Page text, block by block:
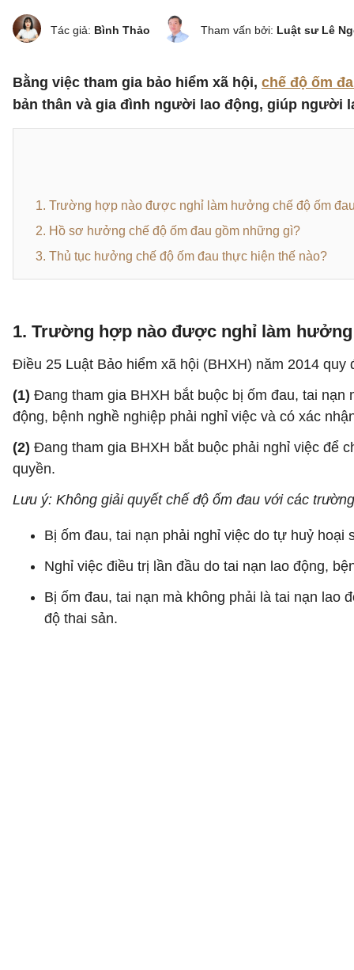
Tác giả: Bình Thảo Tham vấn bởi: Luật sư Lê
Bằng việc tham gia bảo hiểm xã hội, chế độ ốm
bản thân và gia đình người lao động, giúp người
1. Trường hợp nào được nghỉ làm hưởng chế độ ốm
2. Hồ sơ hưởng chế độ ốm đau gồm những gì?
3. Thủ tục hưởng chế độ ốm đau thực hiện thế nào?
1. Trường hợp nào được nghỉ làm hưởng
Điều 25 Luật Bảo hiểm xã hội (BHXH) năm 2014
(1) Đang tham gia BHXH bắt buộc bị ốm đau, tai
động, bệnh nghề nghiệp phải nghỉ việc và có xác
(2) Đang tham gia BHXH bắt buộc phải nghỉ việc để
quyền.
Lưu ý: Không giải quyết chế độ ốm đau với các
Bị ốm đau, tai nạn phải nghỉ việc do tự huỷ
Nghỉ việc điều trị lần đầu do tai nạn lao động,
Bị ốm đau, tai nạn mà không phải là tai nạn lao
độ thai sản.